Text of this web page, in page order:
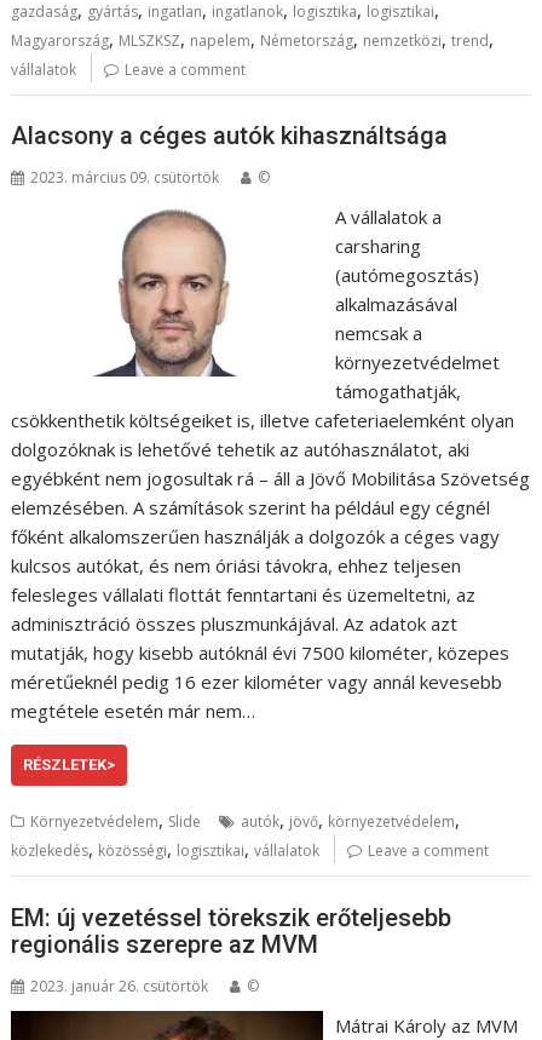
gazdaság, gyártás, ingatlan, ingatlanok, logisztika, logisztikai,
Magyarország, MLSZKSZ, napelem, Németország, nemzetközi,trend,
vállalatok Leave a comment
Alacsony a céges autók kihasználtsága
2023. március 09. csütörtök ©
A vállalatok a
carsharing
(autómegosztás)
alkalmazásával
nemcsak a
környezetvédelmet
támogathatják,
csökkenthetik költségeiket is, illetve cafeteriaelemként olyan
dolgozóknak is lehetővé tehetik az autóhasználatot, aki
egyébként nem jogosultak rá – áll a Jövő Mobilitása Szövetség
elemzésében. A számítások szerint ha például egy cégnél
főként alkalomszerűen használják a dolgozók a céges vagy
kulcsos autókat, és nem óriási távokra, ehhez teljesen
felesleges vállalati flottát fenntartani és üzemeltetni, az
adminisztráció összes pluszmunkájával. Az adatok azt
mutatják, hogy kisebb autóknál évi 7500 kilométer, közepes
méretűeknél pedig 16 ezer kilométer vagy annál kevesebb
megtétele esetén már nem…
RÉSZLETEK>
Környezetvédelem, Slide autók, jövő, környezetvédelem,
közlekedés, közösségi, logisztikai,vállalatok Leave a comment
EM: új vezetéssel törekszik erőteljesebb
regionális szerepre az MVM
2023. január 26. csütörtök ©
Mátrai Károly az MVM